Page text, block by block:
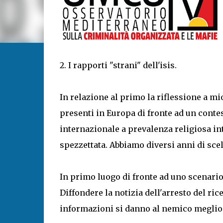
2. I rapporti "strani" dell'isis.
In relazione al primo la riflessione a
presenti in Europa di fronte ad un
internazionale a prevalenza religiosa
spezzettata. Abbiamo diversi anni di
In primo luogo di fronte ad uno
Diffondere la notizia dell'arresto del
informazioni si danno al nemico meglio